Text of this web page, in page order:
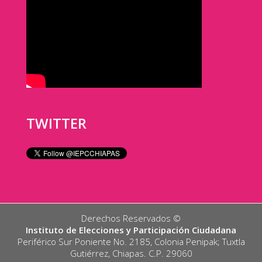
TWITTER
Derechos Reservados ©️
Instituto de Elecciones y Participación Ciudadana
Periférico Sur Poniente No. 2185, Colonia Penipak; Tuxtla
Gutiérrez, Chiapas. C.P. 29060